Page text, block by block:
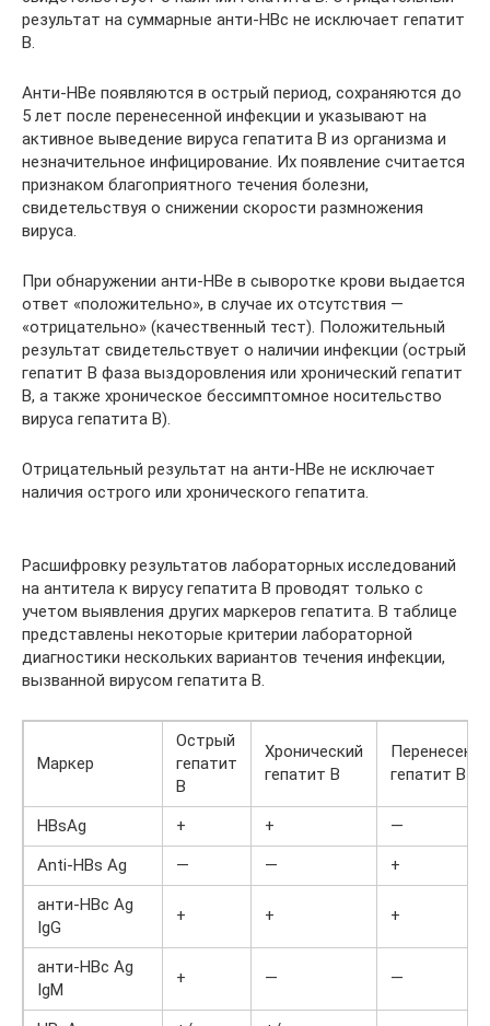
результат на суммарные анти-HBc не исключает гепатит
B.
Анти-HBе появляются в острый период, сохраняются до
5 лет после перенесенной инфекции и указывают на
активное выведение вируса гепатита В из организма и
незначительное инфицирование. Их появление считается
признаком благоприятного течения болезни,
свидетельствуя о снижении скорости размножения
вируса.
При обнаружении анти-HBе в сыворотке крови выдается
ответ «положительно», в случае их отсутствия —
«отрицательно» (качественный тест). Положительный
результат свидетельствует о наличии инфекции (острый
гепатит В фаза выздоровления или хронический гепатит
В, а также хроническое бессимптомное носительство
вируса гепатита В).
Отрицательный результат на анти-HBе не исключает
наличия острого или хронического гепатита.
Расшифровку результатов лабораторных исследований
на антитела к вирусу гепатита В проводят только с
учетом выявления других маркеров гепатита. В таблице
представлены некоторые критерии лабораторной
диагностики нескольких вариантов течения инфекции,
вызванной вирусом гепатита В.
Маркер
Острый
гепатит
В
Хронический
гепатит В
гепатит В
HBsAg + +
—
Anti-HBs Ag
— —
+
анти-HBс Ag
IgG
+ + +
анти-HBс Ag
IgМ
+ — —